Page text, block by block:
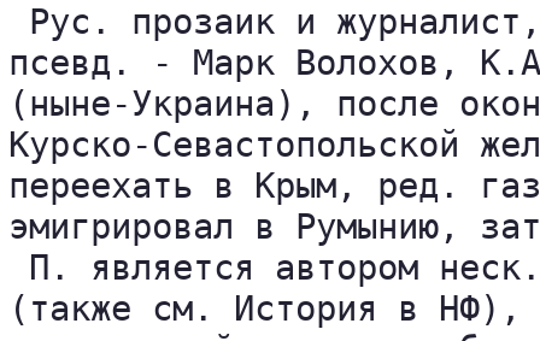
Рус. прозаик и
псевд. - Марк Волохов,
(ныне-Украина), после
Курско-Севастопольской
переехать в Крым, ред.
эмигрировал в Румынию,
П. является автором
(также см. История в НФ),